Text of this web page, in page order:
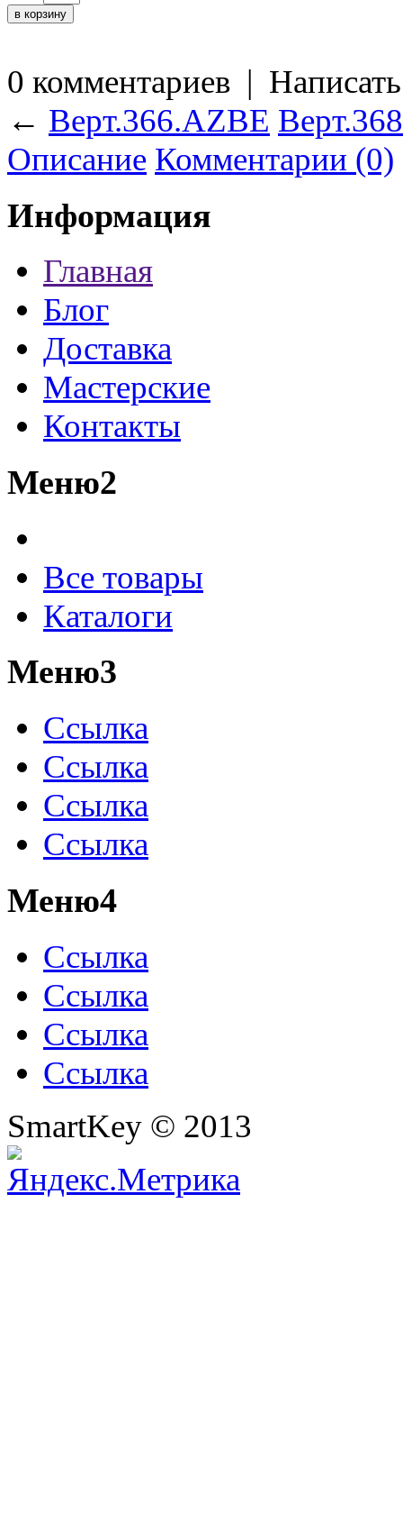
0 комментариев |
← Верт.366.AZBE
Описание Комментарии (0)
Информация
Главная
Блог
Доставка
Мастерские
Контакты
Меню2
Все товары
Каталоги
Меню3
Ссылка
Ссылка
Ссылка
Ссылка
Меню4
Ссылка
Ссылка
Ссылка
Ссылка
SmartKey © 2013